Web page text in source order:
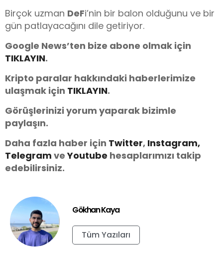
Birçok uzman DeFi’nin bir balon olduğunu ve bir
gün patlayacağını dile getiriyor.
Google News’ten bize abone olmak için
TIKLAYIN.
Kripto paralar hakkındaki haberlerimize
ulaşmak için TIKLAYIN.
Görüşlerinizi yorum yaparak bizimle
paylaşın.
Daha fazla haber için Twitter, Instagram,
Telegram veYoutube hesaplarımızı takip
edebilirsiniz.
Gökhan Kaya
Tüm Yazıları